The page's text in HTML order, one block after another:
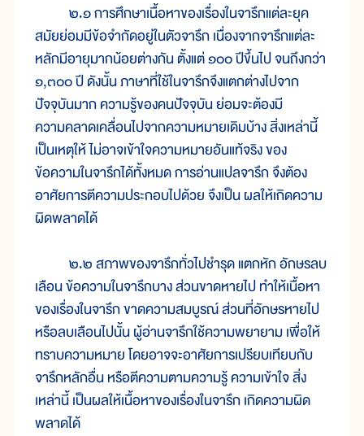
๒.๑ การศึกษาเนื้อหาของเรื่องในจารึกแต่ละยุค
สมัยย่อมมีข้อจำกัดอยู่ในตัวจารึก เนื่องจากจารึกแต่ละ
หลักมีอายุมากน้อยต่างกัน ตั้งแต่ ๑๐๐ ปีขึ้นไป จนถึงกว่า
๑,๓๐๐ ปี ดังนั้น ภาษาที่ใช้ในจารึกจึงแตกต่างไปจาก
ปัจจุบันมาก ความรู้ของคนปัจจุบัน ย่อมจะต้องมี
ความคลาดเคลื่อนไปจากความหมายเดิมบ้าง สิ่งเหล่านี้
เป็นเหตุให้ ไม่อาจเข้าใจความหมายอันแท้จริง ของ
ข้อความในจารึกได้ทั้งหมด การอ่านแปลจารึก จึงต้อง
อาศัยการตีความประกอบไปด้วย จึงเป็น ผลให้เกิดความ
ผิดพลาดได้
๒.๒ สภาพของจารึกทั่วไปชำรุด แตกหัก อักษรลบ
เลือน ข้อความในจารึกบาง ส่วนขาดหายไป ทำให้เนื้อหา
ของเรื่องในจารึก ขาดความสมบูรณ์ ส่วนที่อักษรหายไป
หรือลบเลือนไปนั้น ผู้อ่านจารึกใช้ความพยายาม เพื่อให้
ทราบความหมาย โดยอาจจะอาศัยการเปรียบเทียบกับ
จารึกหลักอื่น หรือตีความตามความรู้ ความเข้าใจ สิ่ง
เหล่านี้ เป็นผลให้เนื้อหาของเรื่องในจารึก เกิดความผิด
พลาดได้